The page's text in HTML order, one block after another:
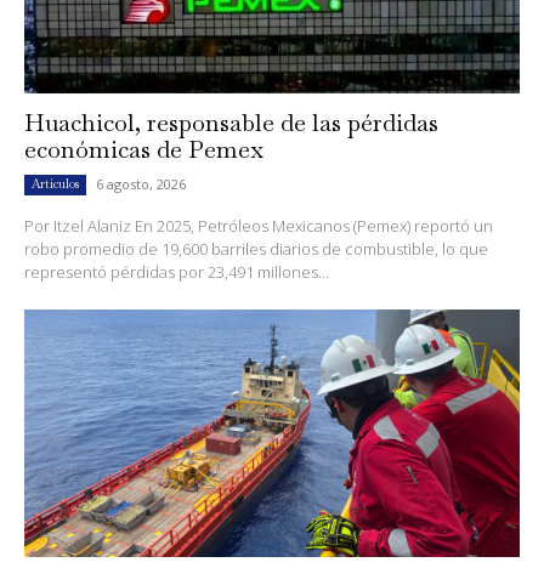
Huachicol, responsable de las pérdidas
económicas de Pemex
Artículos 6 agosto, 2026
Por Itzel Alaniz En 2025, Petróleos Mexicanos (Pemex) reportó un
robo promedio de 19,600 barriles diarios de combustible, lo que
representó pérdidas por 23,491 millones...